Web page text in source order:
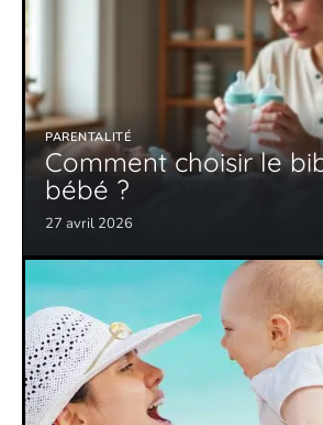
PARENTALITÉ
Comment choisir le
bébé ?
27 avril 2026